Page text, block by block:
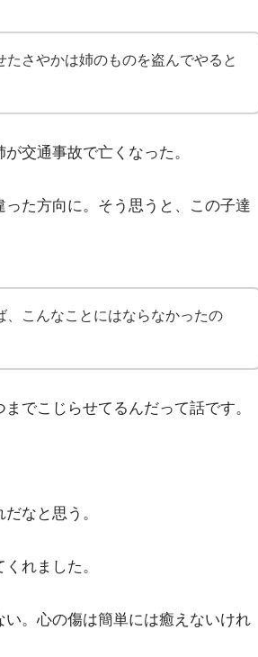
さやかは姉のものを盗んでやると
交通事故で亡くなった。
た方向に。そう思うと、この子達
こんなことにはならなかったの
でこじらせてるんだって話です。
なと思う。
れました。
。心の傷は簡単には癒えないけれ